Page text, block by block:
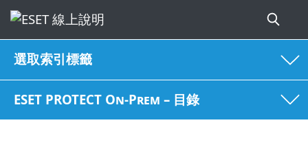
選取索引標籤
ESET PROTECT On-Prem – 目錄